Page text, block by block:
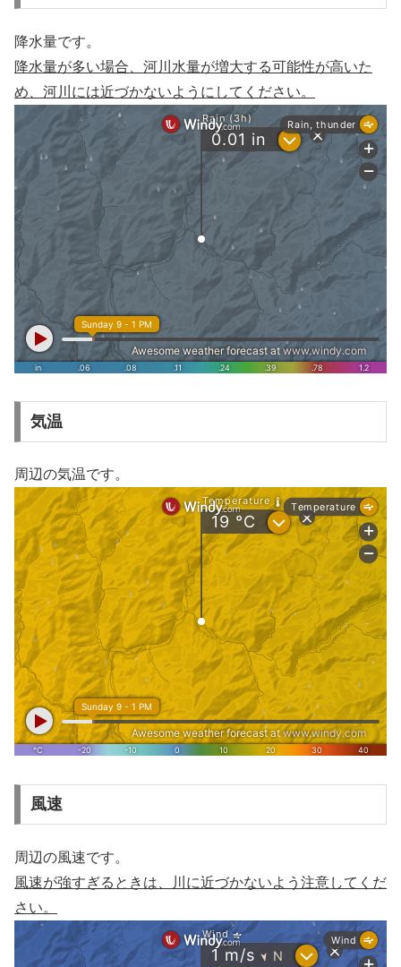
降水量です。
降水量が多い場合、河川水量が増大する可能性が高いた
め、河川には近づかないようにしてください。
気温
周辺の気温です。
風速
周辺の風速です。
風速が強すぎるときは、川に近づかないよう注意してくだ
さい。